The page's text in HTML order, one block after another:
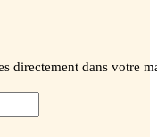
directement dans votre